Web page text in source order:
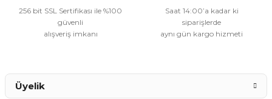
256 bit SSL Sertifikası ile %100
güvenli
alışveriş imkanı
Saat 14:00’a kadar ki
siparişlerde
aynı gün kargo hizmeti
Üyelik